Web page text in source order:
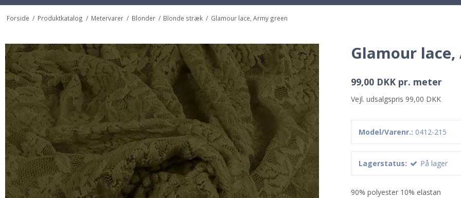
Forside / Produktkatalog / Metervarer / Blonder / Blonde stræk / Glamour lace, Army green
Glamour
99,00 DKK pr. meter
Vejl. udsalgspris 99,00 DKK
Model/Varenr.: 0412-215
Lagerstatus: På lager
90% polyester 10% elastan